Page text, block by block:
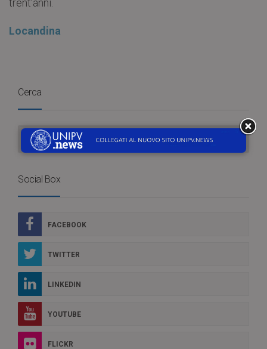
trent’anni.
Locandina
Cerca
Social Box
FACEBOOK
TWITTER
LINKEDIN
YOUTUBE
FLICKR